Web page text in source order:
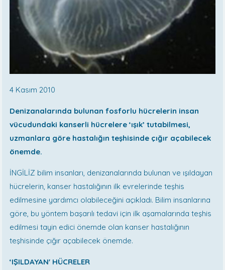
4 Kasım 2010
Denizanalarında bulunan fosforlu hücrelerin insan
vücudundaki kanserli hücrelere ‘ışık’ tutabilmesi,
uzmanlara göre hastalığın teşhisinde çığır açabilecek
önemde.
İNGİLİZ bilim insanları, denizanalarında bulunan ve ışıldayan
hücrelerin, kanser hastalığının ilk evrelerinde teşhis
edilmesine yardımcı olabileceğini açıkladı. Bilim insanlarına
göre, bu yöntem başarılı tedavi için ilk aşamalarında teşhis
edilmesi tayin edici önemde olan kanser hastalığının
teşhisinde çığır açabilecek önemde.
‘IŞILDAYAN' HÜCRELER